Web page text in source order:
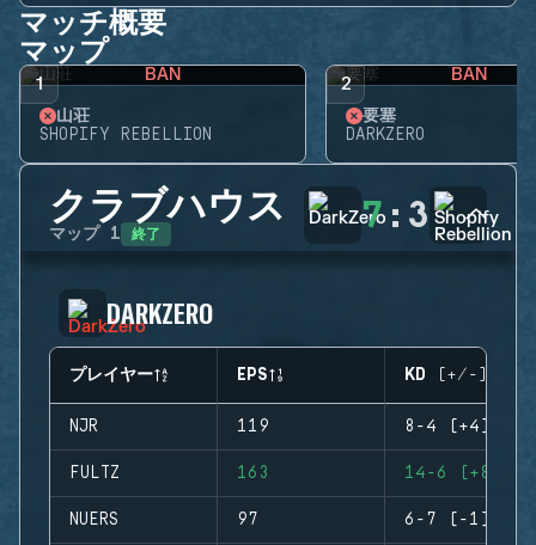
マッチ概要
マップ
1 BAN
山荘
SHOPIFY REBELLION
2 BAN
要塞
DARKZERO
クラブハウス
マップ 1 終了 7: 3
DARKZERO
プレイヤー EPS KD (+/-)
NJR 119 8-4 (+4)
FULTZ 163 14-6 (+8)
NUERS 97 6-7 (-1)